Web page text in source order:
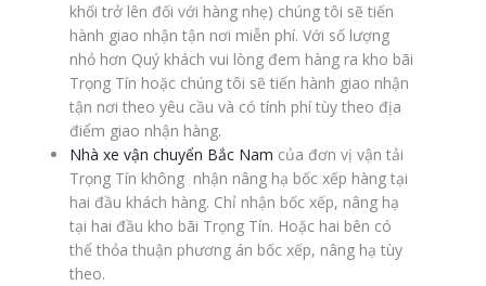
khối trở lên đối với hàng nhẹ) chúng tôi sẽ tiến
hành giao nhận tận nơi miễn phí. Với số lượng
nhỏ hơn Quý khách vui lòng đem hàng ra kho bãi
Trọng Tín hoặc chúng tôi sẽ tiến hành giao nhận
tận nơi theo yêu cầu và có tính phí tùy theo địa
điểm giao nhận hàng.
Nhà xe vận chuyển Bắc Nam của đơn vị vận tải
Trọng Tín không nhận nâng hạ bốc xếp hàng tại
hai đầu khách hàng. Chỉ nhận bốc xếp, nâng hạ
tại hai đầu kho bãi Trọng Tín. Hoặc hai bên có
thể thỏa thuận phương án bốc xếp, nâng hạ tùy
theo.